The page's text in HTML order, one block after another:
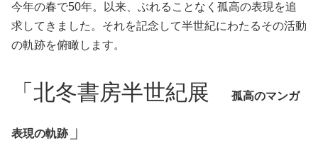
今年の春で50年。以来、ぶれることなく孤高の表現を追
求してきました。それを記念して半世紀にわたるその活動
の軌跡を俯瞰します。
「北冬書房半世紀展 孤高のマンガ
表現の軌跡」